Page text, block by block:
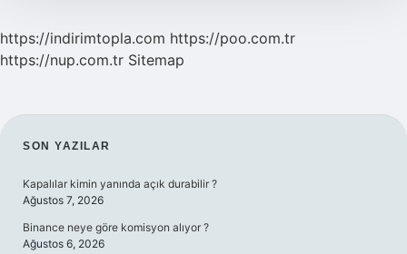
https://indirimtopla.com https://poo.com.tr
https://nup.com.tr Sitemap
SIDEBAR
SON YAZILAR
Kapalılar kimin yanında açık durabilir ?
Ağustos 7, 2026
Binance neye göre komisyon alıyor ?
Ağustos 6, 2026